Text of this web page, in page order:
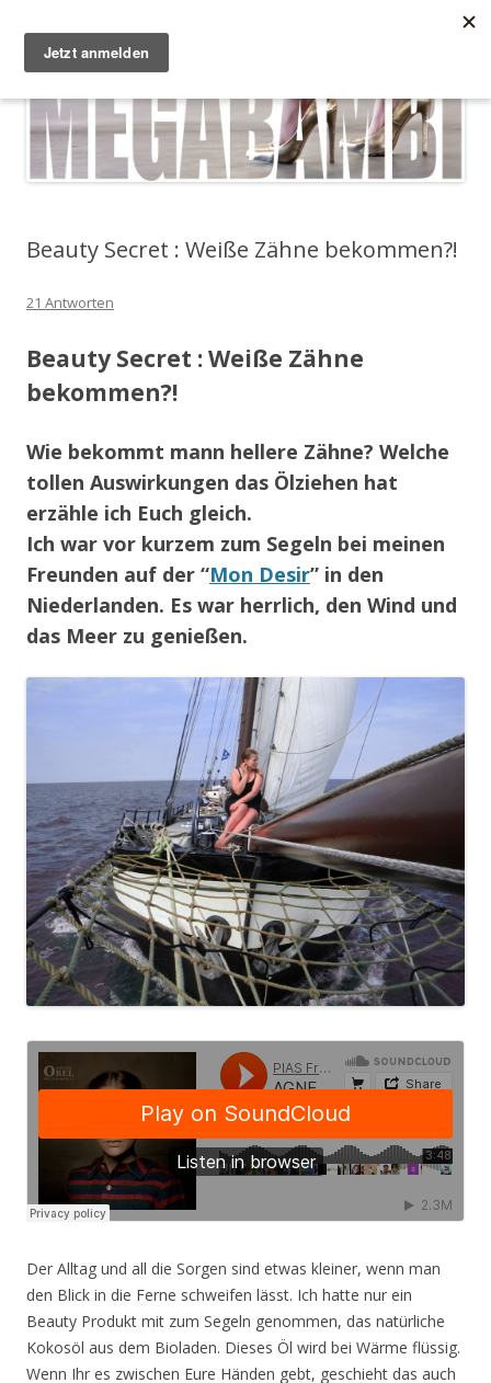
Megabambi
Beauty Secret : Weiße Zähne bekommen?!
21 Antworten
Beauty Secret : Weiße Zähne
bekommen?!
Wie bekommt mann hellere Zähne? Welche
tollen Auswirkungen das Ölziehen hat
erzähle ich Euch gleich.
Ich war vor kurzem zum Segeln bei meinen
Freunden auf der “Mon Desir” in den
Niederlanden. Es war herrlich, den Wind und
das Meer zu genießen.
Der Alltag und all die Sorgen sind etwas kleiner, wenn man
den Blick in die Ferne schweifen lässt. Ich hatte nur ein
Beauty Produkt mit zum Segeln genommen, das natürliche
Kokosöl aus dem Bioladen. Dieses Öl wird bei Wärme flüssig.
Wenn Ihr es zwischen Eure Händen gebt, geschieht das auch